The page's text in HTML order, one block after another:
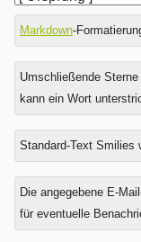
Markdown-
Umschließende Sterne
kann ein Wort
Standard-Text Smilies
Was
ist
Drei
Die angegebene E-
für eventuelle